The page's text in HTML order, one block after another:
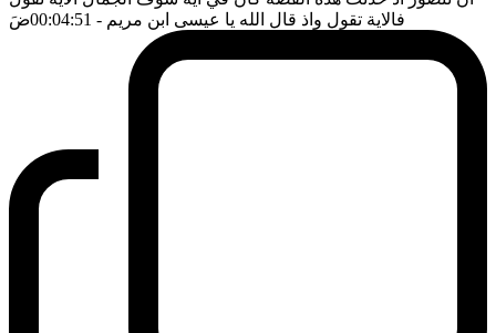
فالاية تقول واذ قال الله يا عيسى ابن مريم - 00:04:51 ضَ